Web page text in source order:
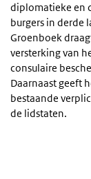
diplomatieke en
burgers in derde
Groenboek
versterking van
consulaire
Daarnaast geeft
bestaande
de lidstaten.